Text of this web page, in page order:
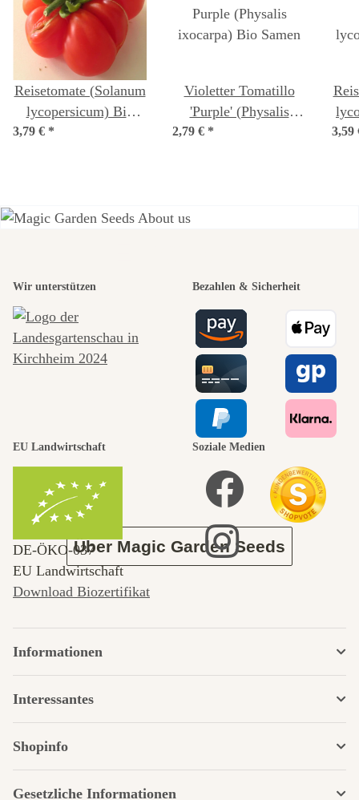
Reisetomate (Solanum
lycopersicum) Bio
3,79 € *
Violetter Tomatillo
'Purple' (Physalis
ixocarpa) Bio Samen
2,79 € * 3,59
schönsten
Wege zu uns
selbst führt
durch den
Garten
Über Magic Garden Seeds
Wir unterstützen Bezahlen & Sicherheit
EU Landwirtschaft
DE‑ÖKO‑037
EU Landwirtschaft
Download Biozertifikat
Soziale Medien
Informationen
Interessantes
Shopinfo
Gesetzliche Informationen